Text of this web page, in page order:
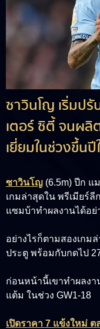
ซาวินโญ เริ่มปรั
เตอร์ ซิตี้ จนผ
เยี่ยมในช่วงขึ้นปี
ซาวินโญ (6.5m) ปีก แ
เกมล่าสุดใน พรีเมียร์
แซมบ้าทำผลงานได้อย่
อย่างไรก็ตามสองเกม
ประตู พร้อมกับกดไป
ก่อนหน้านี้เขาทำผลงา
แต้ม ในช่วง GW1-18
เปิดราคา 7 แข้งใหม่